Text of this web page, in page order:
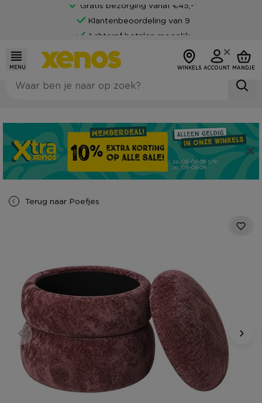
Gratis bezorging vanaf €45,-*
Klantenbeoordeling van 9
Achteraf betalen mogelijk
MENU WINKELS ACCOUNT MANDJE
Terug naar Poefjes